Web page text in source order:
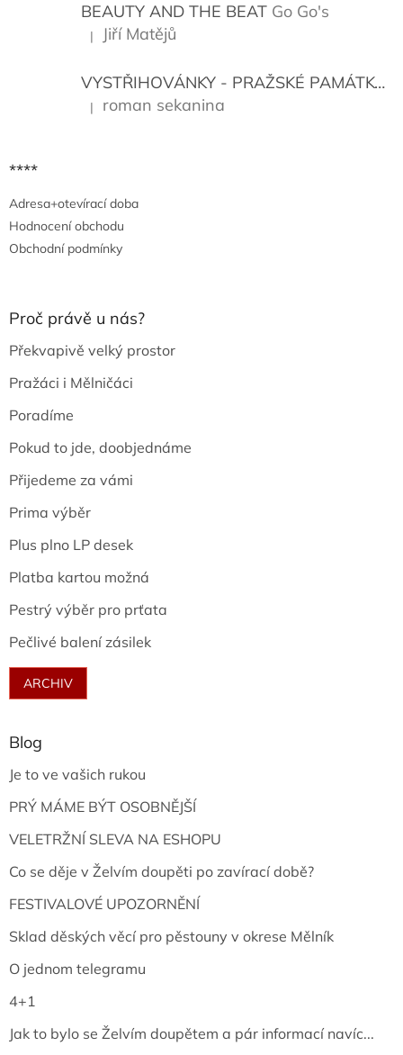
BEAUTY AND THE BEAT Go Go's
Hodnocení produktu je 5 z 5 hvězdiček.
| Jiří Matějů
VYSTŘIHOVÁNKY - PRAŽSKÉ PAMÁTKY
Hodnocení produktu je 5 z 5 hvězdiček.
| roman sekanina
****
Adresa+otevírací doba
Hodnocení obchodu
Obchodní podmínky
Proč právě u nás?
Překvapivě velký prostor
Pražáci i Mělničáci
Poradíme
Pokud to jde, doobjednáme
Přijedeme za vámi
Prima výběr
Plus plno LP desek
Platba kartou možná
Pestrý výběr pro prťata
Pečlivé balení zásilek
ARCHIV
Blog
Je to ve vašich rukou
PRÝ MÁME BÝT OSOBNĚJŠÍ
VELETRŽNÍ SLEVA NA ESHOPU
Co se děje v Želvím doupěti po zavírací době?
FESTIVALOVÉ UPOZORNĚNÍ
Sklad děských věcí pro pěstouny v okrese Mělník
O jednom telegramu
4+1
Jak to bylo se Želvím doupětem a pár informací navíc...